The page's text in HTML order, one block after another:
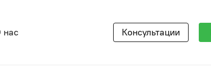
нас Консультации